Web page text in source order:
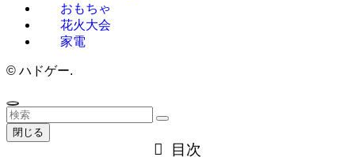
おもちゃ
花火大会
家電
© ハドゲー.
閉じる
目次